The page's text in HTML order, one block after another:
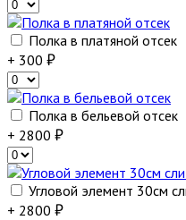
Полка в платяной отсек
+ 300
Полка в бельевой отсек
+ 2800
Угловой элемент 30см
+ 2800